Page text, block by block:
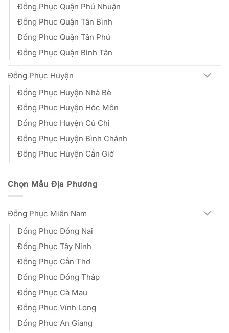
Đồng Phục Quận Phú Nhuận
Đồng Phục Quận Tân Bình
Đồng Phục Quận Tân Phú
Đồng Phục Quận Bình Tân
Đồng Phục Huyện
Đồng Phục Huyện Nhà Bè
Đồng Phục Huyện Hóc Môn
Đồng Phục Huyện Củ Chi
Đồng Phục Huyện Bình Chánh
Đồng Phục Huyện Cần Giờ
Chọn Mẫu Địa Phương
Đồng Phục Miền Nam
Đồng Phục Đồng Nai
Đồng Phục Tây Ninh
Đồng Phục Cần Thơ
Đồng Phục Đồng Tháp
Đồng Phục Cà Mau
Đồng Phục Vĩnh Long
Đồng Phục An Giang